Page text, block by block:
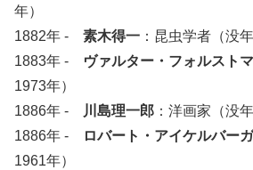
年）
1882年 - 素木得一 ：昆虫学者（没
1883年 -
ヴァルター・フォルスト
1973年）
1886年 -
川島理一郎 ：洋画家（没
1886年 -
ロバート・アイケルバー
1961年）